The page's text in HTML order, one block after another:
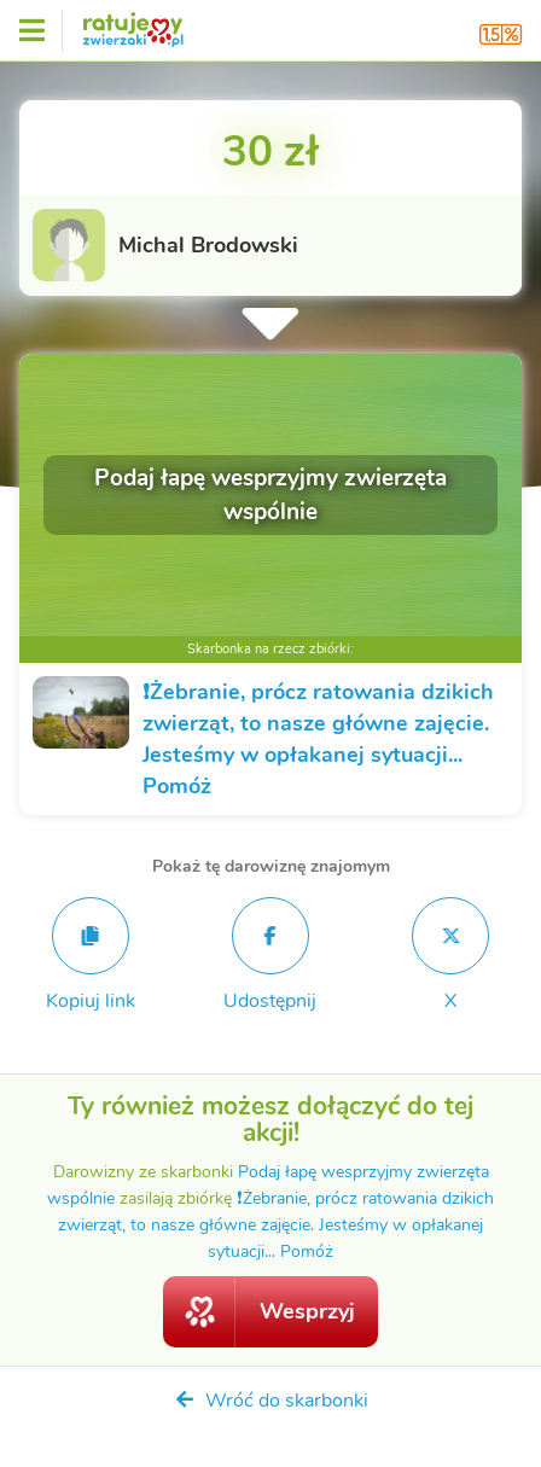
30 zł
Michal Brodowski
Podaj łapę wesprzyjmy zwierzęta
wspólnie
Skarbonka na rzecz zbiórki:
❗️Żebranie, prócz ratowania dzikich
zwierząt, to nasze główne zajęcie.
Jesteśmy w opłakanej sytuacji...
Pomóż
Pokaż tę darowiznę znajomym
Kopiuj link Udostępnij X
Ty również możesz dołączyć do tej
akcji!
Darowizny ze skarbonki Podaj łapę wesprzyjmy zwierzęta
wspólnie zasilają zbiórkę ❗️Żebranie, prócz ratowania dzikich
zwierząt, to nasze główne zajęcie. Jesteśmy w opłakanej
sytuacji... Pomóż
Wesprzyj
Wróć do skarbonki